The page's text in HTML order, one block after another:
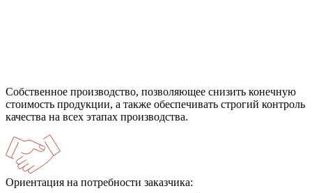
Собственное производство, позволяющее снизить конечную
стоимость продукции, а также обеспечивать строгий контроль
качества на всех этапах производства.
Ориентация на потребности заказчика: